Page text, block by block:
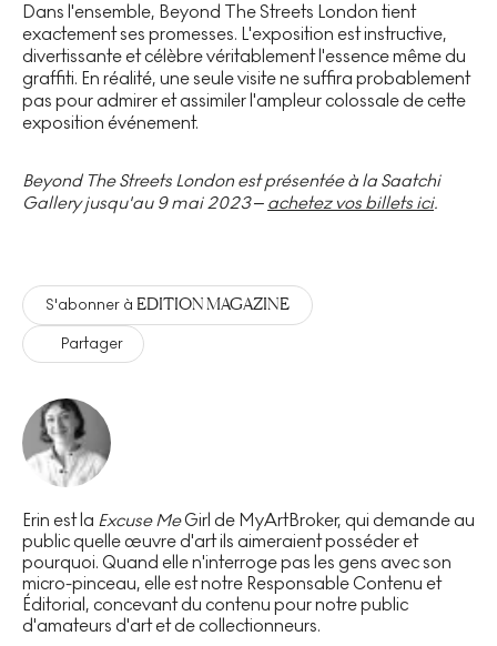
Dans l'ensemble, Beyond The Streets London tient
exactement ses promesses. L'exposition est instructive,
divertissante et célèbre véritablement l'essence même du
graffiti. En réalité, une seule visite ne suffira probablement
pas pour admirer et assimiler l'ampleur colossale de cette
exposition événement.
Beyond The Streets London est présentée à la Saatchi
Gallery jusqu'au 9 mai 2023 – achetez vos billets ici.
S'abonner à EDITION MAGAZINE
Partager
Erin est la Excuse MeGirl de MyArtBroker, qui demande au
public quelle œuvre d'art ils aimeraient posséder et
pourquoi. Quand elle n'interroge pas les gens avec son
micro-pinceau, elle est notre Responsable Contenu et
Éditorial, concevant du contenu pour notre public
d'amateurs d'art et de collectionneurs.